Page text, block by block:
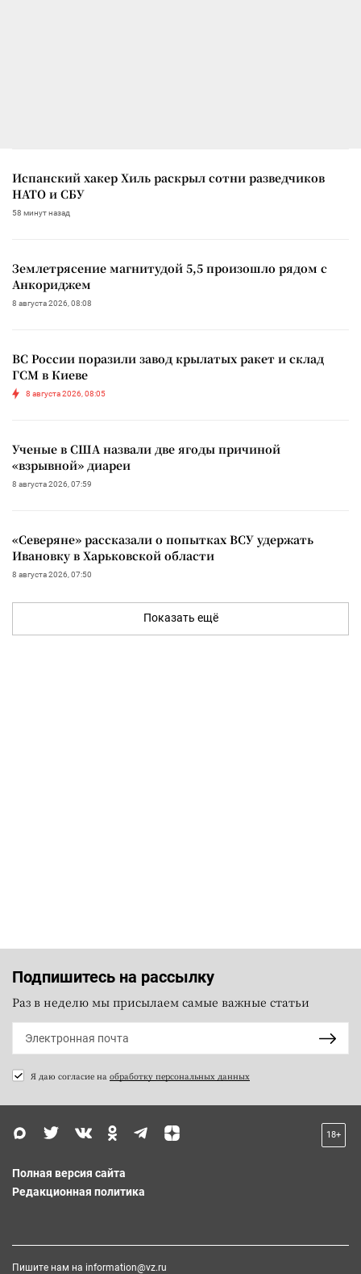
Испанский хакер Хиль раскрыл сотни разведчиков
НАТО и СБУ
58 минут назад
Землетрясение магнитудой 5,5 произошло рядом с
Анкориджем
8 августа 2026, 08:08
ВС России поразили завод крылатых ракет и склад
ГСМ в Киеве
8 августа 2026, 08:05
Ученые в США назвали две ягоды причиной
«взрывной» диареи
8 августа 2026, 07:59
«Северяне» рассказали о попытках ВСУ удержать
Ивановку в Харьковской области
8 августа 2026, 07:50
Показать ещё
Подпишитесь на рассылку
Раз в неделю мы присылаем самые важные статьи
Я даю согласие на обработку персональных данных
18+
Полная версия сайта
Редакционная политика
Пишите нам на information@vz.ru